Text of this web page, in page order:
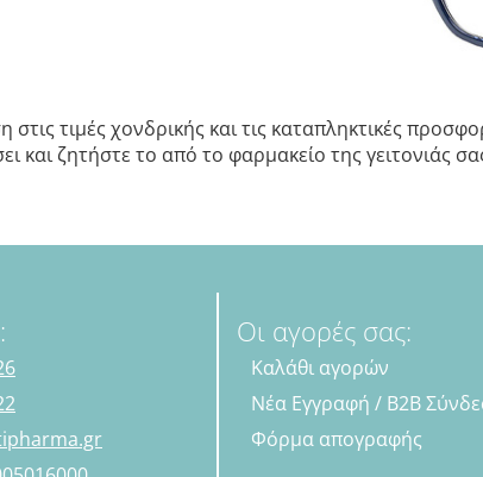
τιμές χονδρικής και τις καταπληκτικές
ζητήστε το από το φαρμακείο της γειτονιάς
Οι αγορές σας:
Καλάθι αγορών
Νέα Εγγραφή / B2B
Φόρμα απογραφής